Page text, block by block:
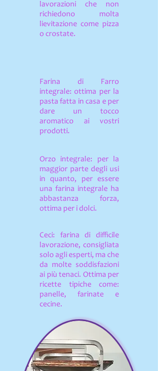
lavorazioni che non
richiedono molta
lievitazione come pizza
o crostate.
Farina di Farro
integrale: ottima per la
pasta fatta in casa e per
dare un tocco
aromatico ai vostri
prodotti.
Orzo integrale: per la
maggior parte degli usi
in quanto, per essere
una farina integrale ha
abbastanza forza,
ottima per i dolci.
Ceci: farina di difficile
lavorazione, consigliata
solo agli esperti, ma che
da molte soddisfazioni
ai più tenaci. Ottima per
ricette tipiche come:
panelle, farinate e
cecine.